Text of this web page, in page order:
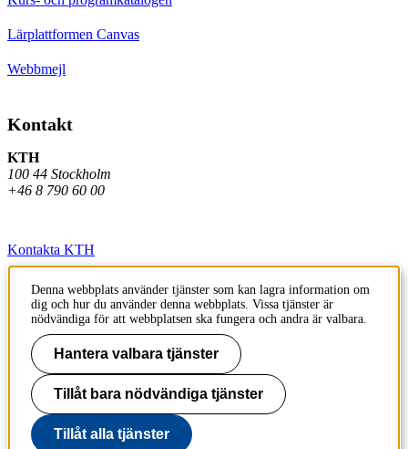
Lärplattformen Canvas
Webbmejl
Kontakt
KTH
100 44 Stockholm
+46 8 790 60 00
Kontakta KTH
Jobba på KTH
Press och media
Faktura och betalning KTH
Om KTH:s webbplatser
Tillgänglighetsredogörelse
Denna webbplats använder tjänster som kan lagra information om
dig och hur du använder denna webbplats. Vissa tjänster är
nödvändiga för att webbplatsen ska fungera och andra är valbara.
Hantera valbara tjänster
Tillåt bara nödvändiga tjänster
Tillåt alla tjänster